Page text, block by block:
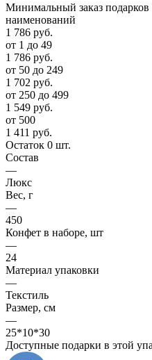
Минимальный заказ
наименований
1 786 руб.
от 1 до 49
1 786 руб.
от 50 до 249
1 702 руб.
от 250 до 499
1 549 руб.
от 500
1 411 руб.
Остаток 0 шт.
Состав
—
Люкс
Вес, г
—
450
Конфет в наборе, шт
—
24
Материал упаковки
—
Текстиль
Размер, см
—
25*10*30
Доступные подарки в этой